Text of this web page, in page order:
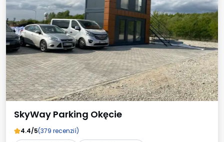
SkyWay Parking Okęcie
4.4/5(379 recenzií)